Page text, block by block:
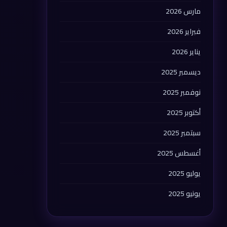
مارس 2026
فبراير 2026
يناير 2026
ديسمبر 2025
نوفمبر 2025
أكتوبر 2025
سبتمبر 2025
أغسطس 2025
يوليو 2025
يونيو 2025